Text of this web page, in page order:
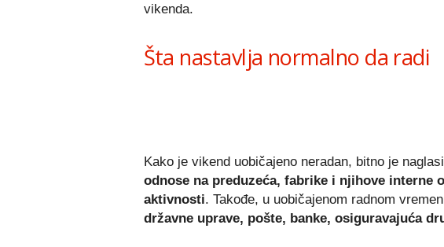
vikenda.
Šta nastavlja normalno da radi
Kako je vikend uobičajeno neradan, bitno je
odnose na preduzeća, fabrike i njihove interne
aktivnosti. Takođe, u uobičajenom radnom
državne uprave, pošte, banke, osiguravajuća